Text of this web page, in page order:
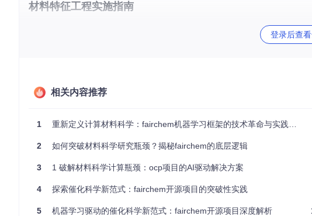
材料特征工程实施指南
材料数据的特殊性要求针对性的特征工程策略。主成分分析(PCA)作为降维技术
材料高维特征的有效压缩，在保留关键信息的同时降低计算复杂度。实际应
diction.py实现了时间依赖关系的精准建模，其门控机制有效解决了传统循环神
材料预测模型的优化需要从算法选择、超参数调优和集成策略三个维度协同
上表现优异，machine_learning/k_nearest_neighbours.py实现的距离加权投
修正预测误差；XGBoost则通过machine_learning/xgboost_classifier.py
的正
登录后查
相关内容推荐
1 重新定义计算材料科学：fairchem机器学习框架的技术革命与实践指南
2 如何突破材料科学研究瓶颈？揭秘fairchem的底层逻辑
3 1 破解材料科学计算瓶颈：ocp项目的AI驱动解决方案
4 探索催化科学新范式：fairchem开源项目的突破性实践
5 机器学习驱动的催化科学新范式：fairchem开源项目深度解析